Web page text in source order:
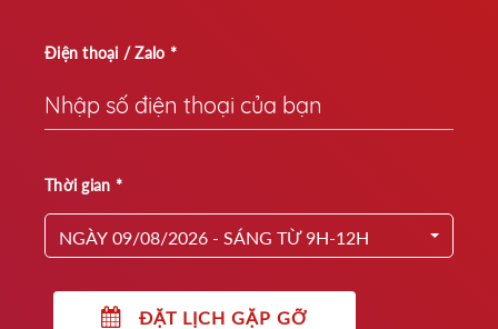
Điện thoại / Zalo *
Thời gian *
NGÀY 09/08/2026 - SÁNG TỪ 9H-12H
ĐẶT LỊCH GẶP GỠ